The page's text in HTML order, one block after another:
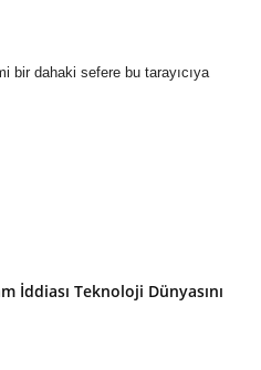
bir dahaki sefere bu tarayıcıya
İddiası Teknoloji Dünyasını